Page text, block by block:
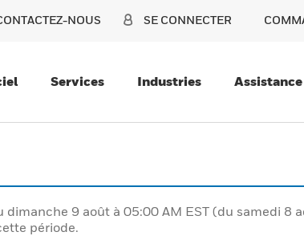
NOUS SE CONNECTER
Services Industries Assistance
9 août à 05:00 AM EST (du samedi 8
période.